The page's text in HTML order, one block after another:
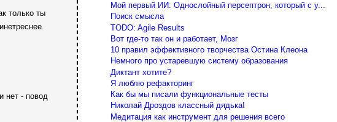
только ты
нет - повод
Мой первый ИИ: Однослойный персептрон, который с у...
Поиск смысла
TODO: Agile Results
Вот где-то так он и работает, Мозг
10 правил эффективного творчества Остина Клеона
Немного про устаревшую систему образования
Диктант хотите?
Я люблю рефакторинг
Как бы мы писали функциональные тесты
Николай Дроздов классный дядька!
Медитация как инструмент для решения всего